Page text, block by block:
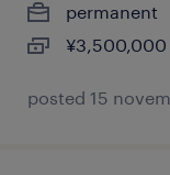
permanent
¥3,500,000
posted 15